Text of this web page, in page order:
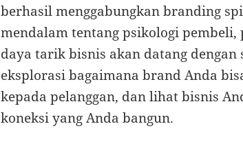
berhasil menggabungkan branding
mendalam tentang psikologi
daya tarik bisnis akan datang dengan
eksplorasi bagaimana brand Anda
kepada pelanggan, dan lihat bisnis
koneksi yang Anda bangun.